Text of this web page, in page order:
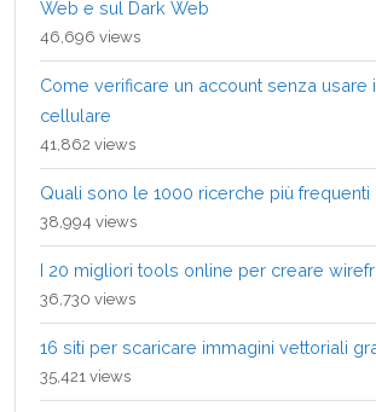
Web e sul Dark Web
46,696 views
Come verificare un account senza usare
cellulare
41,862 views
Quali sono le 1000 ricerche più frequenti
38,994 views
I 20 migliori tools online per creare
36,730 views
16 siti per scaricare immagini vettoriali
35,421 views